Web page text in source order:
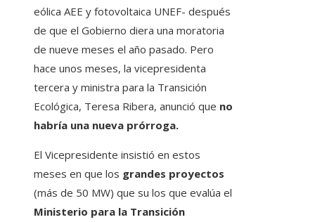
eólica AEE y fotovoltaica UNEF- después
de que el Gobierno diera una moratoria
de nueve meses el año pasado. Pero
hace unos meses, la vicepresidenta
tercera y ministra para la Transición
Ecológica, Teresa Ribera, anunció que no
habría una nueva prórroga.
El Vicepresidente insistió en estos
meses en que los grandes proyectos
(más de 50 MW) que su los que evalúa el
Ministerio para la Transición